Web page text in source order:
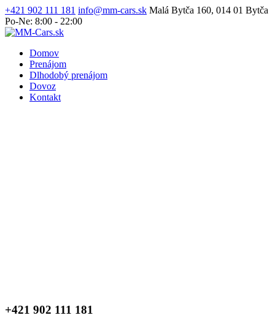
+421 902 111 181 info@mm-cars.sk Malá Bytča 160, 014 01 Bytča
Po-Ne: 8:00 - 22:00
Domov
Prenájom
Dlhodobý prenájom
Dovoz
Kontakt
+421 902 111 181